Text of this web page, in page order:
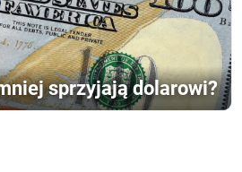
sprzyjają dolarowi?